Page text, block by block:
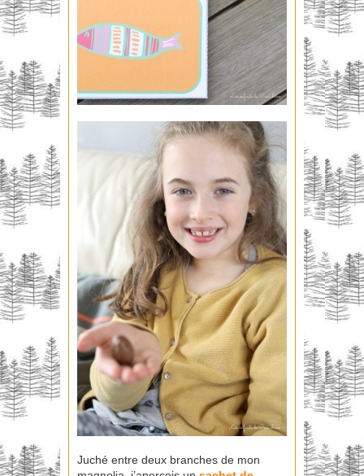
Juché entre deux branches de mon